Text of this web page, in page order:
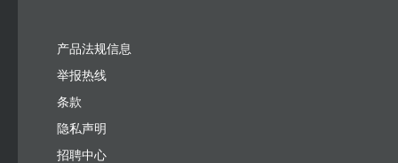
产品法规信息
举报热线
条款
隐私声明
招聘中心